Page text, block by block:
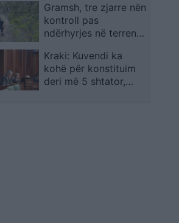
Gramsh, tre zjarre nën
kontroll pas
ndërhyrjes në terrene
Kraki: Kuvendi ka
kohë për konstituim
deri më 5 shtator,